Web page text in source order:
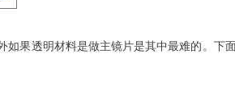
果透明材料是做主镜片是其中最难的。下